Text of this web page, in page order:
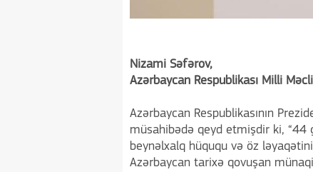
Nizami Səfərov,
Azərbaycan Respublikası Milli
Azərbaycan Respublikasının
müsahibədə qeyd etmişdir ki, “44
beynəlxalq hüququ və öz
Azərbaycan tarixə qovuşan